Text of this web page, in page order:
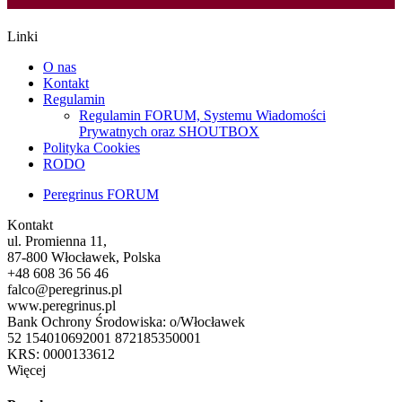
Linki
O nas
Kontakt
Regulamin
Regulamin FORUM, Systemu Wiadomości
Prywatnych oraz SHOUTBOX
Polityka Cookies
RODO
Peregrinus FORUM
Kontakt
ul. Promienna 11,
87-800 Włocławek, Polska
+48 608 36 56 46
falco@peregrinus.pl
www.peregrinus.pl
Bank Ochrony Środowiska: o/Włocławek
52 154010692001 872185350001
KRS: 0000133612
Więcej